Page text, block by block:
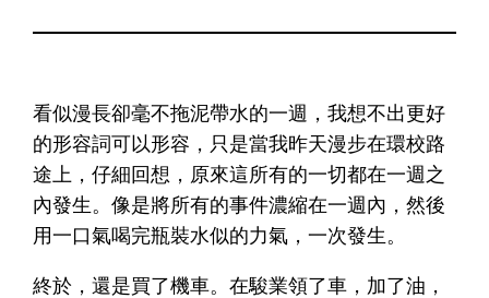
看似漫長卻毫不拖泥帶水的一週，我想不出更好
的形容詞可以形容，只是當我昨天漫步在環校路
途上，仔細回想，原來這所有的一切都在一週之
內發生。像是將所有的事件濃縮在一週內，然後
用一口氣喝完瓶裝水似的力氣，一次發生。
終於，還是買了機車。在駿業領了車，加了油，